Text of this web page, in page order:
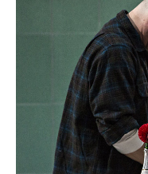
La Troupe et les
L’Équipe
Les Partenaires
LA